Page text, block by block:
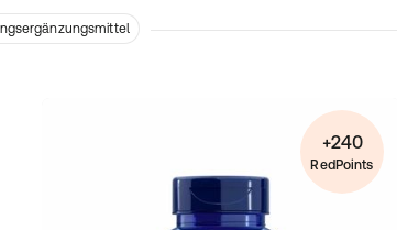
+240
RedPoints